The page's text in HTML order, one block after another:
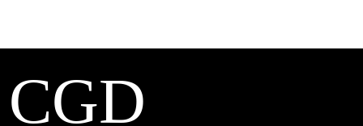
CGD